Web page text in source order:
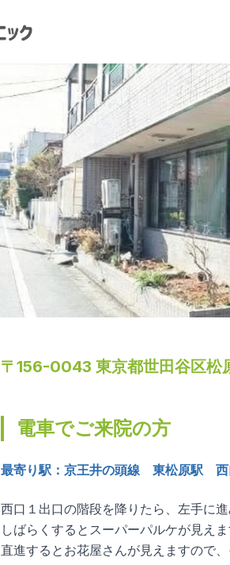
〒 156-0043 東京都世田谷区松
電車でご来院の方
最寄り駅：京王井の頭線 東松原駅 西
西口１出口の階段を降りたら、左手に進
しばらくするとスーパーパルケが見え